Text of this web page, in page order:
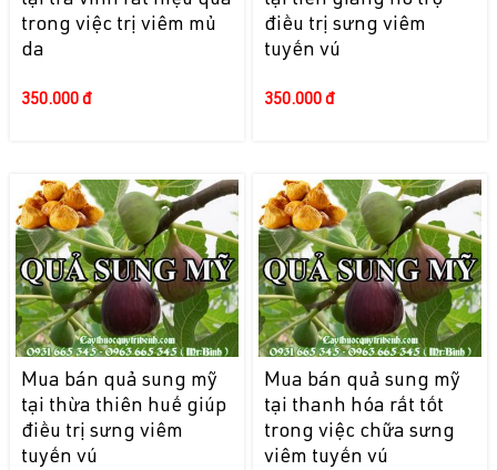
trong việc trị viêm mủ
da
350.000 đ
điều trị sưng viêm
tuyến vú
350.000 đ
Mua bán quả sung mỹ
tại thừa thiên huế giúp
điều trị sưng viêm
tuyến vú
Mua bán quả sung mỹ
tại thanh hóa rất tốt
trong việc chữa sưng
viêm tuyến vú